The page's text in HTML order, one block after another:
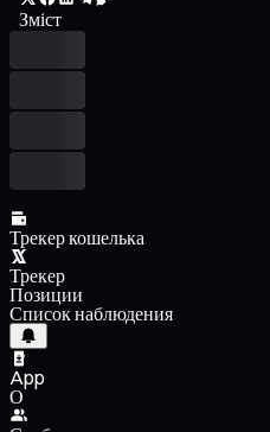
Зміст
Трекер кошелька
Трекер
Позиции
Список наблюдения
App
О